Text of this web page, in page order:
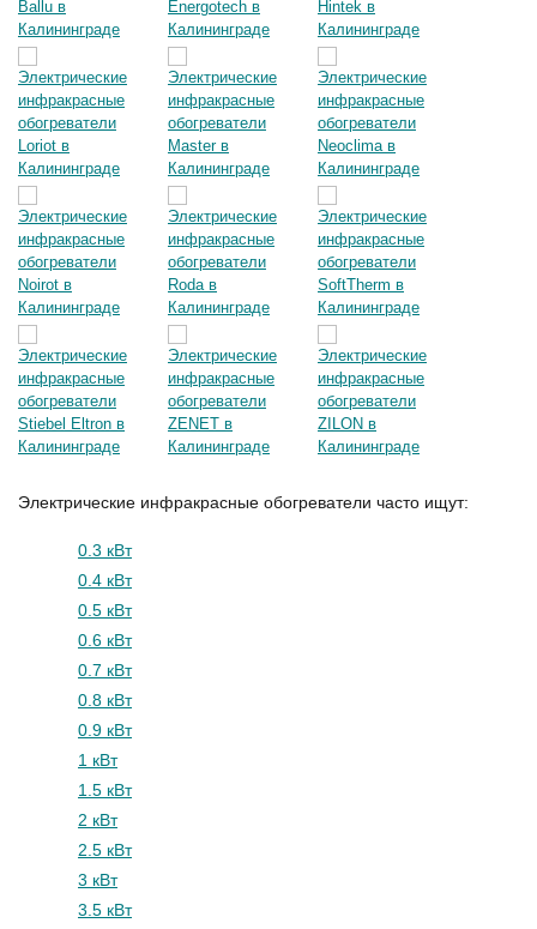
Электрические инфракрасные обогреватели часто ищут:
0.3 кВт
0.4 кВт
0.5 кВт
0.6 кВт
0.7 кВт
0.8 кВт
0.9 кВт
1 кВт
1.5 кВт
2 кВт
2.5 кВт
3 кВт
3.5 кВт